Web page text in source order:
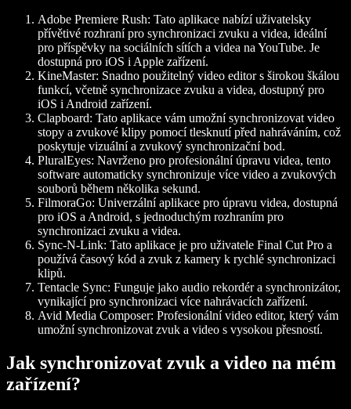
Adobe Premiere Rush: Tato aplikace nabízí uživatelsky
přívětivé rozhraní pro synchronizaci zvuku a videa, ideální
pro příspěvky na sociálních sítích a videa na YouTube. Je
dostupná pro iOS i Apple zařízení.
KineMaster: Snadno použitelný video editor s širokou škálou
funkcí, včetně synchronizace zvuku a videa, dostupný pro
iOS i Android zařízení.
Clapboard: Tato aplikace vám umožní synchronizovat video
stopy a zvukové klipy pomocí tlesknutí před nahráváním, což
poskytuje vizuální a zvukový synchronizační bod.
PluralEyes: Navrženo pro profesionální úpravu videa, tento
software automaticky synchronizuje více video a zvukových
souborů během několika sekund.
FilmoraGo: Univerzální aplikace pro úpravu videa, dostupná
pro iOS a Android, s jednoduchým rozhraním pro
synchronizaci zvuku a videa.
Sync-N-Link: Tato aplikace je pro uživatele Final Cut Pro a
používá časový kód a zvuk z kamery k rychlé synchronizaci
klipů.
Tentacle Sync: Funguje jako audio rekordér a synchronizátor,
vynikající pro synchronizaci více nahrávacích zařízení.
Avid Media Composer: Profesionální video editor, který vám
umožní synchronizovat zvuk a video s vysokou přesností.
Jak synchronizovat zvuk a video na mém
zařízení?